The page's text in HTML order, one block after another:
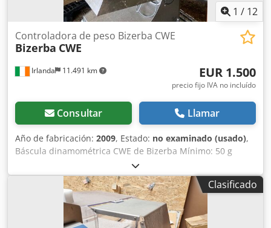
1 / 12
Irlanda 11.491 km
Controladora de peso Bizerba CWE
Bizerba CWE
EUR 1.500
precio fijo IVA no incluído
Consultar Llamar
Año de fabricación: 2009, Estado: no examinado (usado),
Báscula dinamométrica CWE de Bizerba Mínimo: 50 g
Máximo: 1500/3000 g e = d = 0,5/1 g Dodpfx Ahoh
Aphfelekr
Clasificado